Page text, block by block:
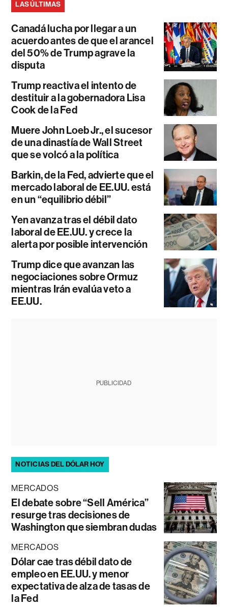
LAS ÚLTIMAS
Canadá lucha por llegar a un
acuerdo antes de que el arancel
del 50% de Trump agrave la
disputa
Trump reactiva el intento de
destituir a la gobernadora Lisa
Cook de la Fed
Muere John Loeb Jr., el sucesor
de una dinastía de Wall Street
que se volcó a la política
Barkin, de la Fed, advierte que el
mercado laboral de EE.UU. está
en un “equilibrio débil”
Yen avanza tras el débil dato
laboral de EE.UU. y crece la
alerta por posible intervención
Trump dice que avanzan las
negociaciones sobre Ormuz
mientras Irán evalúa veto a
EE.UU.
PUBLICIDAD
NOTICIAS DEL DÓLAR HOY
MERCADOS
El debate sobre “Sell América”
resurge tras decisiones de
Washington que siembran dudas
MERCADOS
Dólar cae tras débil dato de
empleo en EE.UU. y menor
expectativa de alza de tasas de
la Fed